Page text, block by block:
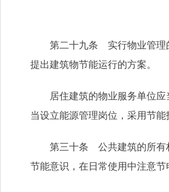
第二十九条 实行物业管理的
提出建筑物节能运行的方案。
居住建筑的物业服务单位应当
当设立能源管理岗位，采用节
第三十条 公共建筑的所有权
节能意识，在日常使用中注意节